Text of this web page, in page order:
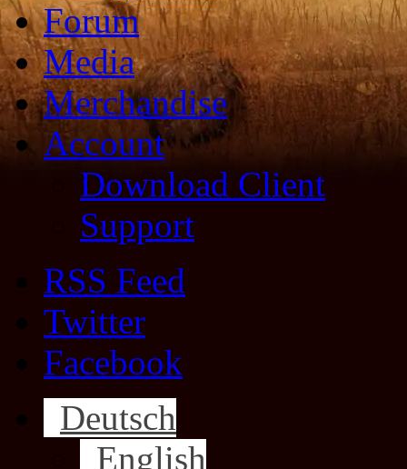
Forum
Media
Merchandise
Account
Download Client
Support
RSS Feed
Twitter
Facebook
Deutsch
English